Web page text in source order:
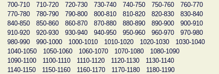
700-710
710-720 720-730 730-740 740-750 750-760
760-770
770-780
780-790 790-800 800-810 810-820 820-830
830-840
840-850
850-860 860-870 870-880 880-890 890-900
900-910
910-920
920-930 930-940 940-950 950-960 960-970
970-980
980-990
990-1000 1000-1010 1010-1020 1020-1030
1030-1040
1040-1050
1050-1060 1060-1070 1070-1080
1080-1090
1090-1100
1100-1110 1110-1120 1120-1130
1130-1140
1140-1150
1150-1160 1160-1170 1170-1180
1180-1190